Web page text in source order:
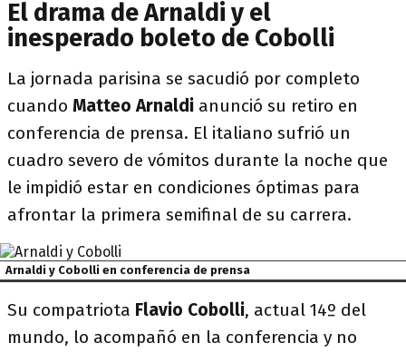
El drama de Arnaldi y el
inesperado boleto de Cobolli
La jornada parisina se sacudió por completo
cuando Matteo Arnaldi anunció su retiro en
conferencia de prensa. El italiano sufrió un
cuadro severo de vómitos durante la noche que
le impidió estar en condiciones óptimas para
afrontar la primera semifinal de su carrera.
Arnaldi y Cobolli en conferencia de prensa
Su compatriota Flavio Cobolli, actual 14º del
mundo, lo acompañó en la conferencia y no